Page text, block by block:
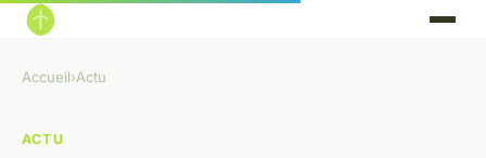
Accueil›Actu
ACTU